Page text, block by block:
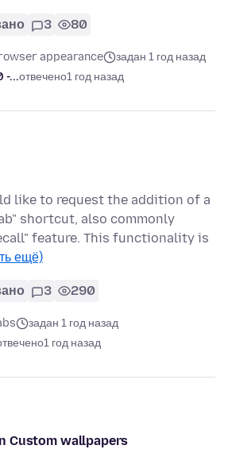
3 80
appearance
задан 1 год назад
-...отвечено1 год назад
like to request the addition of a
shortcut, also commonly
feature. This functionality is
ещё)
3 290
задан 1 год назад
1 год назад
Custom wallpapers